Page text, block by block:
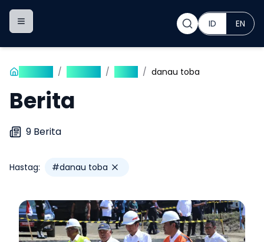
Toggle navigation menu ID EN
/ / / danau toba
Berita
9 Berita
Hastag: #danau toba